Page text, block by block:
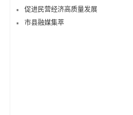
促进民营经济高质量发展
市县融媒集萃